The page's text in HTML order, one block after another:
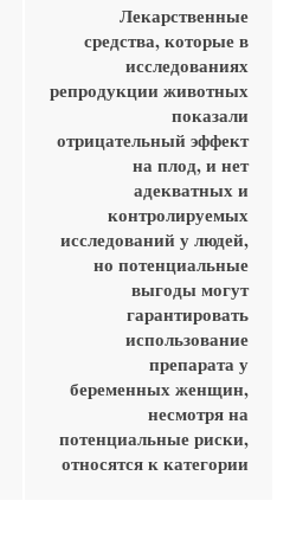
Лекарственные
средства, которые в
исследованиях
репродукции животных
показали
отрицательный эффект
на плод, и нет
адекватных и
контролируемых
исследований у людей,
но потенциальные
выгоды могут
гарантировать
использование
препарата у
беременных женщин,
несмотря на
потенциальные риски,
относятся к категории